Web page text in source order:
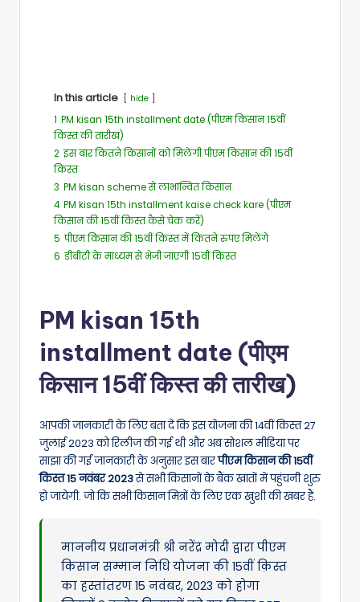
In this article hide
1 PM kisan 15th installment date (पीएम किसान 15वीं
किस्त की तारीख)
2 इस बार कितने किसानों को मिलेगी पीएम किसान की 15वीं
किस्त
3 PM kisan scheme से लाभान्वित किसान
4 PM kisan 15th installment kaise check kare (पीएम
किसान की 15वीं किस्त कैसे चेक करें)
5 पीएम किसान की 15वीं किस्त में कितने रुपए मिलेंगे
6 डीबीटी के माध्यम से भेजी जाएगी 15वीं किस्त
PM kisan 15th
installment date (पीएम
किसान 15वीं किस्त की तारीख)
आपकी जानकारी के लिए बता दें कि इस योजना की 14वीं किस्त 27
जुलाई 2023 को रिलीज की गई थी और अब सोशल मीडिया पर
साझा की गई जानकारी के अनुसार इस बारपीएम किसान की 15वीं
किस्त 15 नवंबर 2023से सभी किसानों के बैंक खातों में पहुंचनी शुरु
हो जायेगी. जो कि सभी किसान मित्रों के लिए एक खुशी की खबर हैं.
माननीय प्रधानमंत्री श्री नरेंद्र मोदी द्वारा पीएम
किसान सम्मान निधि योजना की 15वीं क़िस्त
का हस्तांतरण 15 नवंबर, 2023 को होगा